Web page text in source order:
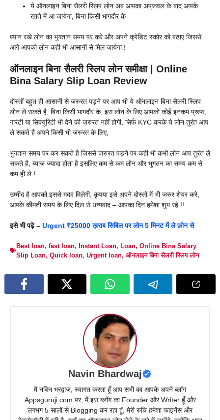
ये ऑनलाइन बिना सैलरी स्लिप लोन अब आपका अप्रूवल के बाद आपके
खाते में आ जायेगा, बिना किसी भागदौर के
ध्यान रखे लोन का भुगतान समय पर करे और अपने क्रेडिट स्कोर को बढाए जिससे
आगे आपको लोन कही भी आसानी से मिल जायेगा !
ऑनलाइन बिना सैलरी स्लिप लोन समीक्षा | Online
Bina Salary Slip Loan Review
दोस्तों बहुत ही आसानी से जरुरत पड़ने पर आप भी ये ऑनलाइन बिना सैलरी स्लिप
लोन ले सकते है, बिना किसी भागदौर के, इस लोन के लिए आपको कोई इनकम प्रूफ,
गारंटी या सिक्यूरिटी भी देने की जरुरत नहीं होगी, सिर्फ KYC करके ये लोन तुरंत आप
ले सकते है अपने किसी भी जरुरत के लिए,
भुगतान समय पर कर सकते है जिससे जरुरत पड़ने पर कही भी कभी लोन आप तुरंत ले
सकते है, ब्याज ज्यादा होता है इसलिए कम से कम लोन और भुगतन का समय कम से
कम ही ले !
उम्मीद है आपको इससे मदद मिलेगी, कृपया इसे अपने दोस्तों में भी जरुर शेयर करे,
आपके कीमती समय के लिए दिल से धन्यवाद – आपका दिन हमेशा शुभ रहे !!
इसे भी पढ़े – Urgent ₹25000 ख़राब सिबिल पर लोन 5 मिनट में ले फ़ोन से
Best loan, fast loan, Instant Loan, Loan, Online Bina Salary
Slip Loan, Quick loan, Urgent loan, ऑनलाइन बिना सैलरी स्लिप लोन
Navin Bhardwaj
मैं नविन भरद्वाज, स्वागत करता हूँ आप सभी का आपके अपने ब्लॉग
Appsguruji.com पर, मैं इस ब्लॉग का Founder और Writer हूँ और
लगभग 5 सालों से Blogging कर रहा हूँ, मेरी रुचि हमेशा फाइनेंस और